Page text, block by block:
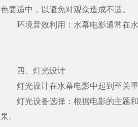
色要适中，以避免对观众造成不适。
环境音效利用：水幕电影通常在水
四、灯光设计
灯光设计在水幕电影中起到至关重
灯光设备选择：根据电影的主题和
果。